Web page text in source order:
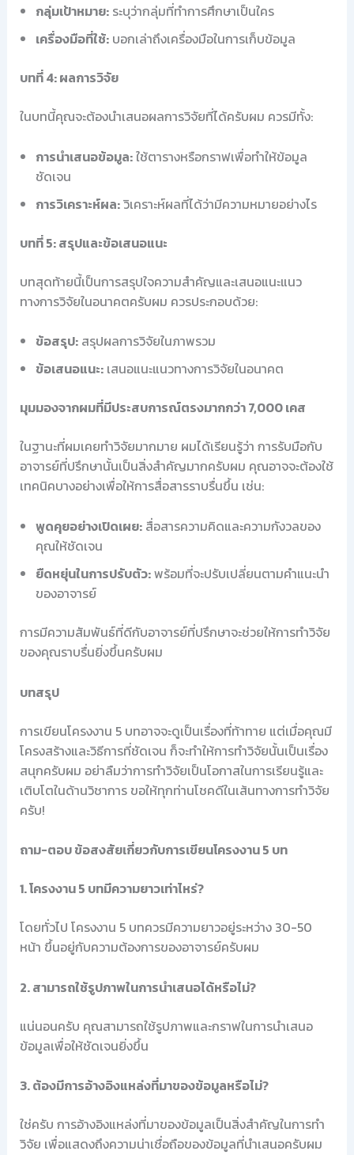
กลุ่มเป้าหมาย:ระบุว่ากลุ่มที่ทำการศึกษาเป็นใคร
เครื่องมือที่ใช้:บอกเล่าถึงเครื่องมือในการเก็บข้อมูล
บทที่ 4: ผลการวิจัย
ในบทนี้คุณจะต้องนำเสนอผลการวิจัยที่ได้ครับผม ควรมีทั้ง:
การนำเสนอข้อมูล:ใช้ตารางหรือกราฟเพื่อทำให้ข้อมูล
ชัดเจน
การวิเคราะห์ผล:วิเคราะห์ผลที่ได้ว่ามีความหมายอย่างไร
บทที่ 5: สรุปและข้อเสนอแนะ
บทสุดท้ายนี้เป็นการสรุปใจความสำคัญและเสนอแนะแนว
ทางการวิจัยในอนาคตครับผม ควรประกอบด้วย:
ข้อสรุป:สรุปผลการวิจัยในภาพรวม
ข้อเสนอแนะ:เสนอแนะแนวทางการวิจัยในอนาคต
มุมมองจากผมที่มีประสบการณ์ตรงมากกว่า 7,000 เคส
ในฐานะที่ผมเคยทำวิจัยมากมาย ผมได้เรียนรู้ว่า การรับมือกับ
อาจารย์ที่ปรึกษานั้นเป็นสิ่งสำคัญมากครับผม คุณอาจจะต้องใช้
เทคนิคบางอย่างเพื่อให้การสื่อสารราบรื่นขึ้น เช่น:
พูดคุยอย่างเปิดเผย:สื่อสารความคิดและความกังวลของ
คุณให้ชัดเจน
ยืดหยุ่นในการปรับตัว:พร้อมที่จะปรับเปลี่ยนตามคำแนะนำ
ของอาจารย์
การมีความสัมพันธ์ที่ดีกับอาจารย์ที่ปรึกษาจะช่วยให้การทำวิจัย
ของคุณราบรื่นยิ่งขึ้นครับผม
บทสรุป
การเขียนโครงงาน 5 บทอาจจะดูเป็นเรื่องที่ท้าทาย แต่เมื่อคุณมี
โครงสร้างและวิธีการที่ชัดเจน ก็จะทำให้การทำวิจัยนั้นเป็นเรื่อง
สนุกครับผม อย่าลืมว่าการทำวิจัยเป็นโอกาสในการเรียนรู้และ
เติบโตในด้านวิชาการ ขอให้ทุกท่านโชคดีในเส้นทางการทำวิจัย
ครับ!
ถาม-ตอบ ข้อสงสัยเกี่ยวกับการเขียนโครงงาน 5 บท
1. โครงงาน 5 บทมีความยาวเท่าไหร่?
โดยทั่วไป โครงงาน 5 บทควรมีความยาวอยู่ระหว่าง 30-50
หน้า ขึ้นอยู่กับความต้องการของอาจารย์ครับผม
2. สามารถใช้รูปภาพในการนำเสนอได้หรือไม่?
แน่นอนครับ คุณสามารถใช้รูปภาพและกราฟในการนำเสนอ
ข้อมูลเพื่อให้ชัดเจนยิ่งขึ้น
3. ต้องมีการอ้างอิงแหล่งที่มาของข้อมูลหรือไม่?
ใช่ครับ การอ้างอิงแหล่งที่มาของข้อมูลเป็นสิ่งสำคัญในการทำ
วิจัย เพื่อแสดงถึงความน่าเชื่อถือของข้อมูลที่นำเสนอครับผม